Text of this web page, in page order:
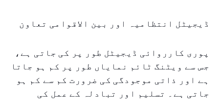
ڈیجیٹل انتظامیہ اور بین الاقوامی تعاون
پوری کارروائی ڈیجیٹل طور پر کی جاتی ہے،
جس سے ویٹنگ ٹائم نمایاں طور پر کم ہو جاتا
ہے اور ذاتی موجودگی کی ضرورت کم سے کم ہو
جاتی ہے۔ تسلیم اور تبادلہ کے عمل کی